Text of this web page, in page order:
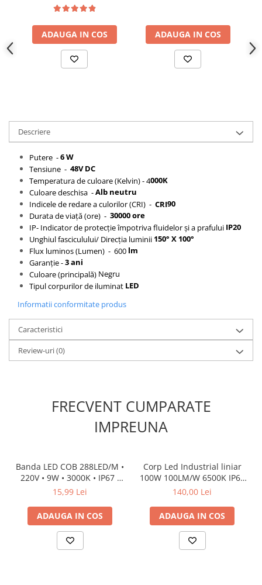
ADAUGA IN COS ADAUGA IN COS
Descriere
Putere -6 W
Tensiune - 48V DC
Temperatura de culoare (Kelvin) - 4000K
Culoare deschisa -Alb neutru
Indicele de redare a culorilor (CRI) - CRI90
Durata de viață (ore) - 30000 ore
IP- Indicator de protecție împotriva fluidelor și a prafului IP20
Unghiul fasciculului/ Direcția luminii 150° X 100°
Flux luminos (Lumen) - 600 lm
Garanție -3 ani
Culoare (principală) Negru
Tipul corpurilor de iluminat LED
Informatii conformitate produs
Caracteristici
Review-uri(0)
FRECVENT CUMPARATE
IMPREUNA
Banda LED COB 288LED/M •
220V • 9W • 3000K • IP67 •
600lm • 10mm
15,99 Lei
ADAUGA IN COS
Corp Led Industrial liniar
100W 100LM/W 6500K IP65
491X120X35MM
140,00 Lei
ADAUGA IN COS